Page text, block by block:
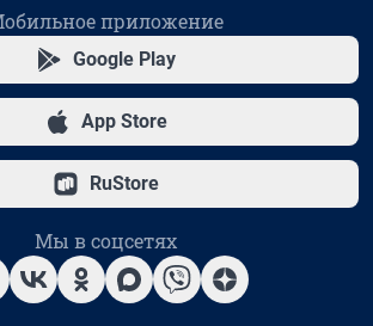
приложение
Google Play
App Store
RuStore
Мы в соцсетях